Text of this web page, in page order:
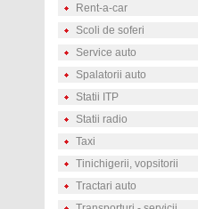
Rent-a-car
Scoli de soferi
Service auto
Spalatorii auto
Statii ITP
Statii radio
Taxi
Tinichigerii, vopsitorii
Tractari auto